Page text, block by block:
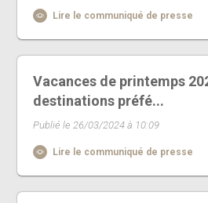
Lire le communiqué de presse
Vacances de printemps
destinations préfé...
Publié le 26/03/2024 à 10:09
Lire le communiqué de presse